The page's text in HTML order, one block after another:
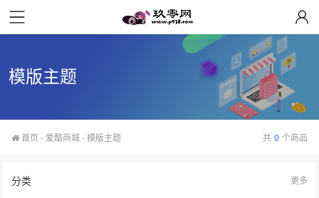
模版主题
首页 - 爱酷商城-模版主题 共 0 个商品
分类 更多